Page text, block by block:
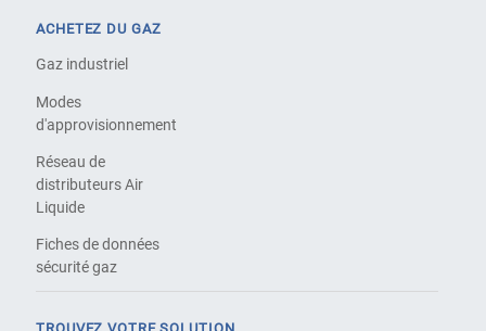
ACHETEZ DU GAZ
Gaz industriel
Modes
d'approvisionnement
Réseau de
distributeurs Air
Liquide
Fiches de données
sécurité gaz